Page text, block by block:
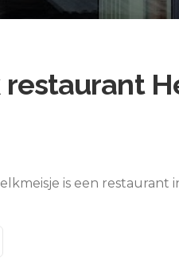
is een restaurant